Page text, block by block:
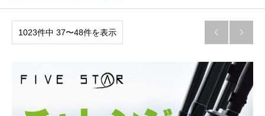
1023件中 37〜48件を表示  